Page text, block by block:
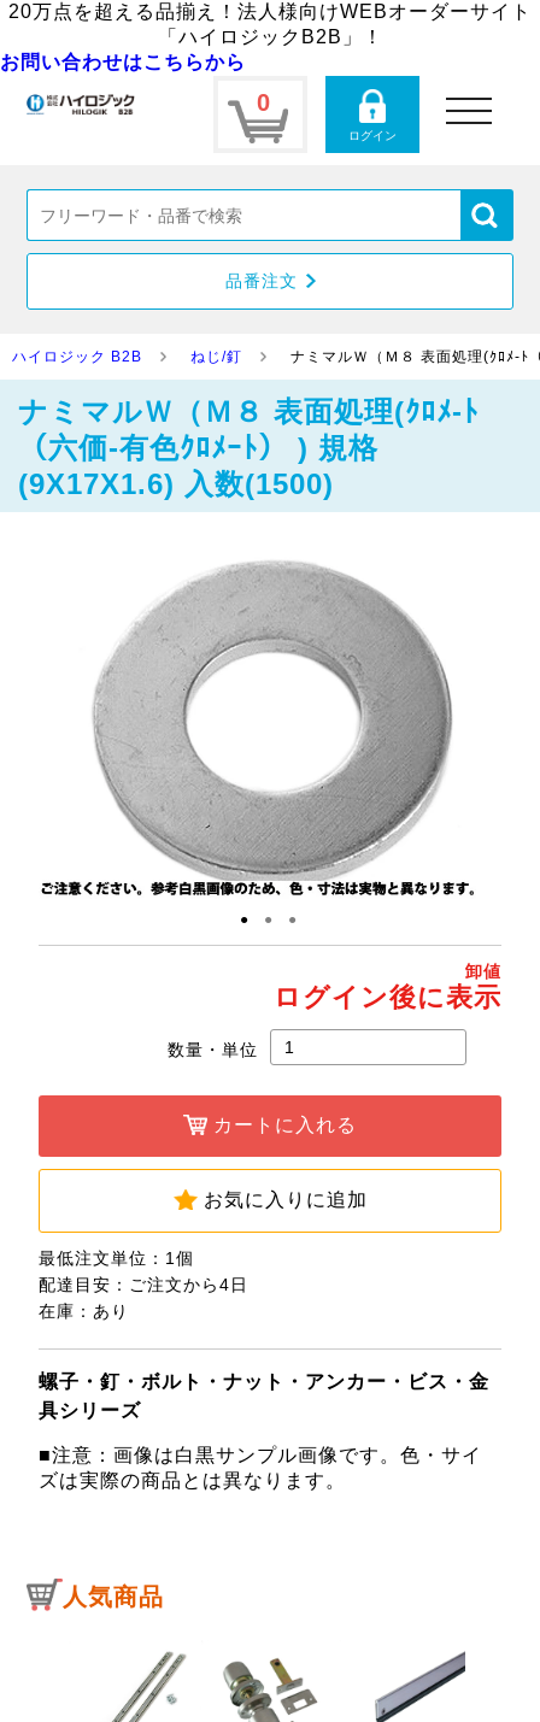
20万点を超える品揃え！法人様向けWEBオーダーサイト
「ハイロジックB2B」！
お問い合わせはこちらから
0
ログイン
toggle
navigation
品番注文
ハイロジック B2B ねじ/釘 ナミマルＷ（Ｍ８ 表面処理(ｸﾛﾒ-
ナミマルＷ（Ｍ８ 表面処理(ｸﾛﾒ-ﾄ
（六価-有色ｸﾛﾒｰﾄ） ) 規格
(9X17X1.6) 入数(1500)
● ● ●
卸値
ログイン後に表示
数量・単位
カートに入れる
お気に入りに追加
最低注文単位：1個
配達目安：ご注文から4日
在庫：あり
螺子・釘・ボルト・ナット・アンカー・ビス・金
具シリーズ
■注意：画像は白黒サンプル画像です。色・サイ
ズは実際の商品とは異なります。
人気商品